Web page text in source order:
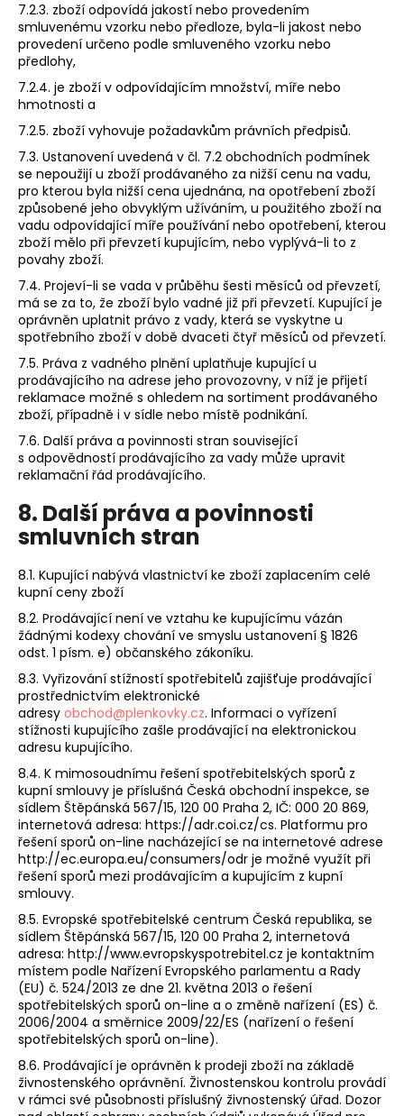
7.2.3. zboží odpovídá jakostí nebo provedením
smluvenému vzorku nebo předloze, byla-li jakost nebo
provedení určeno podle smluveného vzorku nebo
předlohy,
7.2.4. je zboží v odpovídajícím množství, míře nebo
hmotnosti a
7.2.5. zboží vyhovuje požadavkům právních předpisů.
7.3. Ustanovení uvedená v čl. 7.2 obchodních podmínek
se nepoužijí u zboží prodávaného za nižší cenu na vadu,
pro kterou byla nižší cena ujednána, na opotřebení zboží
způsobené jeho obvyklým užíváním, u použitého zboží na
vadu odpovídající míře používání nebo opotřebení, kterou
zboží mělo při převzetí kupujícím, nebo vyplývá-li to z
povahy zboží.
7.4. Projeví-li se vada v průběhu šesti měsíců od převzetí,
má se za to, že zboží bylo vadné již při převzetí. Kupující je
oprávněn uplatnit právo z vady, která se vyskytne u
spotřebního zboží v době dvaceti čtyř měsíců od převzetí.
7.5. Práva z vadného plnění uplatňuje kupující u
prodávajícího na adrese jeho provozovny, v níž je přijetí
reklamace možné s ohledem na sortiment prodávaného
zboží, případně i v sídle nebo místě podnikání.
7.6. Další práva a povinnosti stran související
s odpovědností prodávajícího za vady může upravit
reklamační řád prodávajícího.
8. Další práva a povinnosti
smluvních stran
8.1. Kupující nabývá vlastnictví ke zboží zaplacením celé
kupní ceny zboží
8.2. Prodávající není ve vztahu ke kupujícímu vázán
žádnými kodexy chování ve smyslu ustanovení § 1826
odst. 1 písm. e) občanského zákoníku.
8.3. Vyřizování stížností spotřebitelů zajišťuje prodávající
prostřednictvím elektronické
adresy obchod@plenkovky.cz. Informaci o vyřízení
stížnosti kupujícího zašle prodávající na elektronickou
adresu kupujícího.
8.4. K mimosoudnímu řešení spotřebitelských sporů z
kupní smlouvy je příslušná Česká obchodní inspekce, se
sídlem Štěpánská 567/15, 120 00 Praha 2, IČ: 000 20 869,
internetová adresa: https://adr.coi.cz/cs. Platformu pro
řešení sporů on-line nacházející se na internetové adrese
http://ec.europa.eu/consumers/odr je možné využít při
řešení sporů mezi prodávajícím a kupujícím z kupní
smlouvy.
8.5. Evropské spotřebitelské centrum Česká republika, se
sídlem Štěpánská 567/15, 120 00 Praha 2, internetová
adresa: http://www.evropskyspotrebitel.cz je kontaktním
místem podle Nařízení Evropského parlamentu a Rady
(EU) č. 524/2013 ze dne 21. května 2013 o řešení
spotřebitelských sporů on-line a o změně nařízení (ES) č.
2006/2004 a směrnice 2009/22/ES (nařízení o řešení
spotřebitelských sporů on-line).
8.6. Prodávající je oprávněn k prodeji zboží na základě
živnostenského oprávnění. Živnostenskou kontrolu provádí
v rámci své působnosti příslušný živnostenský úřad. Dozor